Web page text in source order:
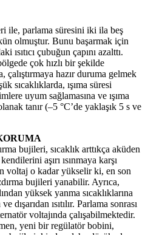
ile, parlama süresini iki ila beş
olmuştur. Bunu başarmak için
ısıtıcı çubuğun çapını azalttı.
çok hızlı bir şekilde
çalıştırmaya hazır duruma gelmek
sıcaklıklarda, ışıma süresi
uyum sağlamasına ve ışıma
tanır (–5 °C’de yaklaşık 5 s ve
bujileri, sıcaklık arttıkça aküden
aşırı ısınmaya karşı
voltaj o kadar yükselir ki, en son
bujileri yanabilir. Ayrıca,
yüksek yanma sıcaklıklarına
dışarıdan ısıtılır. Parlama sonrası
voltajında ​​​​çalışabilmektedir.
yeni bir regülatör bobini,